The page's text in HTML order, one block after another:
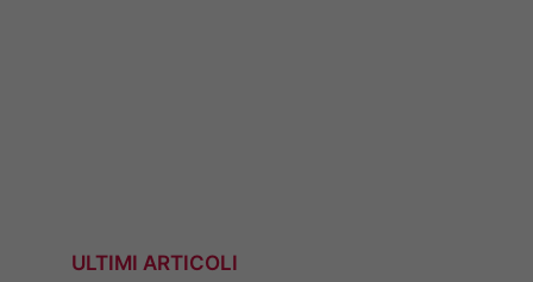
ULTIMI ARTICOLI